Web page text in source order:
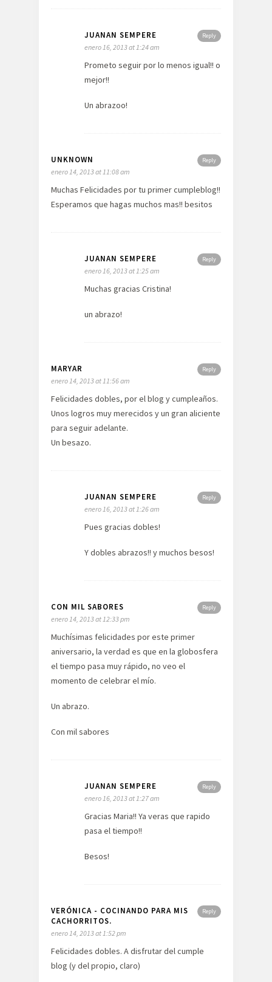
Reply
JUANAN SEMPERE
enero 16, 2013 at 1:24 am
Prometo seguir por lo menos igual!! o
mejor!!
Un abrazoo!
Reply
UNKNOWN
enero 14, 2013 at 11:08 am
Muchas Felicidades por tu primer cumpleblog!!
Esperamos que hagas muchos mas!! besitos
Reply
JUANAN SEMPERE
enero 16, 2013 at 1:25 am
Muchas gracias Cristina!
un abrazo!
Reply
MARYAR
enero 14, 2013 at 11:56 am
Felicidades dobles, por el blog y cumpleaños.
Unos logros muy merecidos y un gran aliciente
para seguir adelante.
Un besazo.
Reply
JUANAN SEMPERE
enero 16, 2013 at 1:26 am
Pues gracias dobles!
Y dobles abrazos!! y muchos besos!
Reply
CON MIL SABORES
enero 14, 2013 at 12:33 pm
Muchísimas felicidades por este primer
aniversario, la verdad es que en la globosfera
el tiempo pasa muy rápido, no veo el
momento de celebrar el mío.
Un abrazo.
Con mil sabores
Reply
JUANAN SEMPERE
enero 16, 2013 at 1:27 am
Gracias Maria!! Ya veras que rapido
pasa el tiempo!!
Besos!
Reply
VERÓNICA - COCINANDO PARA MIS
CACHORRITOS.
enero 14, 2013 at 1:52 pm
Felicidades dobles. A disfrutar del cumple
blog (y del propio, claro)